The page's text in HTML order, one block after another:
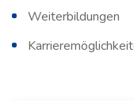
Weiterbildungen